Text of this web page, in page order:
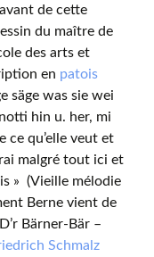
de cette
du maître de
des arts et
en patois
säge was sie wei
hin u. her, mi
ce qu’elle veut et
malgré tout ici et
» (Vieille mélodie
Berne vient de
Bärner-Bär –
Schmalz